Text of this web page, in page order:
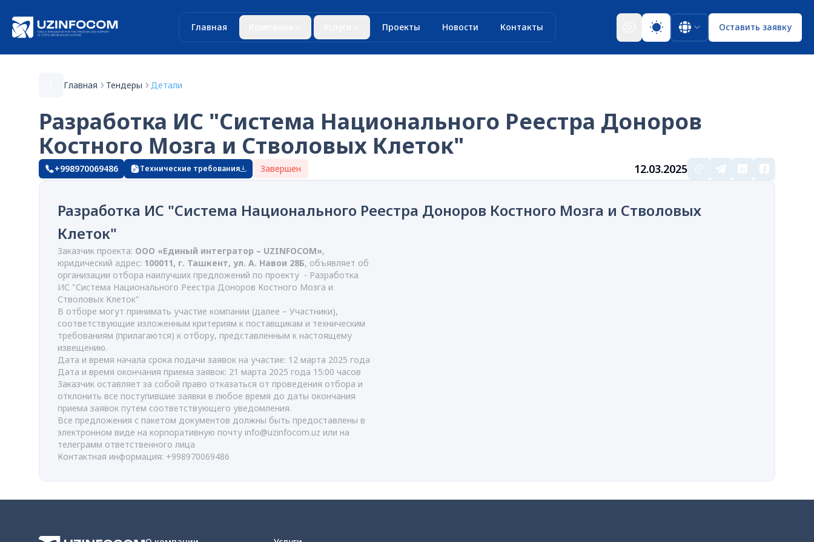
Главная Проекты Новости Контакты Оставить заявку
Главная Тендеры Детали
Разработка ИС "Система Национального Реестра Доноров
Костного Мозга и Стволовых Клеток"
+998970069486 Технические требования Завершен 12.03.2025
Разработка ИС "Система Национального Реестра Доноров Костного Мозга и Стволовых
Клеток"
Заказчик проекта: ООО «Единый интегратор – UZINFOCOM»,
юридический адрес: 100011, г. Ташкент, ул. А. Навои 28Б, объявляет об
организации отбора наилучших предложений по проекту - Разработка
ИС "Система Национального Реестра Доноров Костного Мозга и
Стволовых Клеток"
В отборе могут принимать участие компании (далее – Участники),
соответствующие изложенным критериям к поставщикам и техническим
требованиям (прилагаются) к отбору, представленным к настоящему
извещению.
Дата и время начала срока подачи заявок на участие: 12 марта 2025 года
Дата и время окончания приема заявок: 21 марта 2025 года 15:00 часов
Заказчик оставляет за собой право отказаться от проведения отбора и
отклонить все поступившие заявки в любое время до даты окончания
приема заявок путем соответствующего уведомления.
Все предложения с пакетом документов должны быть предоставлены в
электронном виде на корпоративную почту info@uzinfocom.uz или на
телеграмм ответственного лица
Контактная информация: +998970069486